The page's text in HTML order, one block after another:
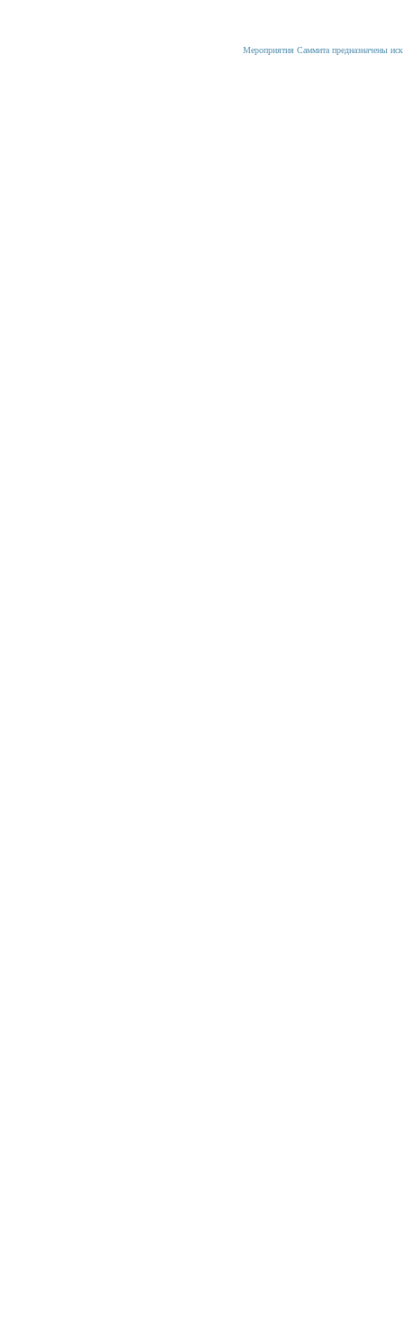
Мероприятия Саммита предназначены